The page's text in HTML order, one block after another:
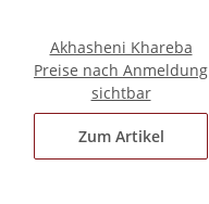
Akhasheni Khareba
Preise nach Anmeldung
sichtbar
Zum Artikel